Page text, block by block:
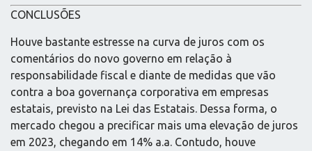
CONCLUSÕES
Houve bastante estresse na curva de juros com os
comentários do novo governo em relação à
responsabilidade fiscal e diante de medidas que vão
contra a boa governança corporativa em empresas
estatais, previsto na Lei das Estatais. Dessa forma, o
mercado chegou a precificar mais uma elevação de juros
em 2023, chegando em 14% a.a. Contudo, houve